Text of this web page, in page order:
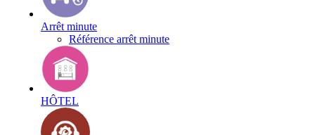
Arrêt minute
Référence arrêt minute
HÔTEL